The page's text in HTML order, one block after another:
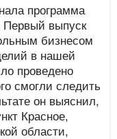
программа
Первый выпуск
бизнесом
в нашей
проведено
смогли следить
он выяснил,
Красное,
области,